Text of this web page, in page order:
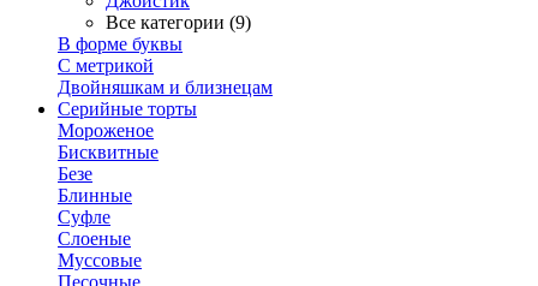
Все категории (9)
В форме буквы
С метрикой
Двойняшкам и близнецам
Серийные торты
Мороженое
Бисквитные
Безе
Блинные
Суфле
Слоеные
Муссовые
Песочные